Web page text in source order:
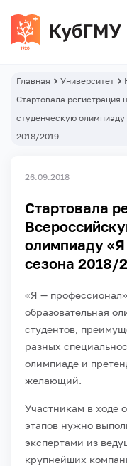
Главная Университет
Стартовала
студенческую
2018/2019
26.09.2018
Стартовала
олимпиаду
сезона 2018/
«Я —
образовательная
студентов,
разных
олимпиаде и
желающий.
Участникам в ходе
этапов нужно
экспертами из
крупнейших